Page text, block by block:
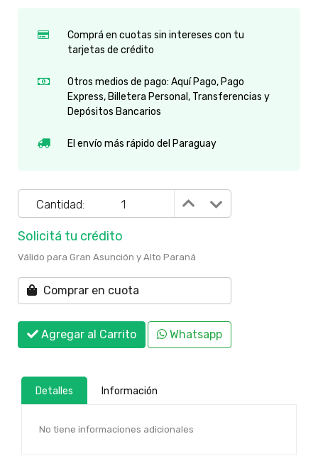
Comprá en cuotas sin intereses con tu
tarjetas de crédito
Otros medios de pago: Aquí Pago, Pago
Express, Billetera Personal, Transferencias y
Depósitos Bancarios
El envío más rápido del Paraguay
Cantidad:
Solicitá tu crédito
Válido para Gran Asunción y Alto Paraná
Comprar en cuota
Agregar al Carrito Whatsapp
Detalles Información
No tiene informaciones adicionales